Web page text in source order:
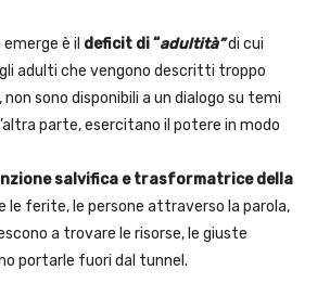
è il deficit di “adultità”di cui
adulti che vengono descritti troppo
sono disponibili a un dialogo su temi
parte, esercitano il potere in modo
salvifica e trasformatrice della
le ferite, le persone attraverso la parola,
a trovare le risorse, le giuste
portarle fuori dal tunnel.